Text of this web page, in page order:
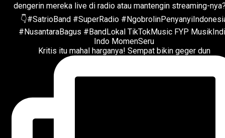
Kritis itu mahal harganya! Sempat bikin geger dun